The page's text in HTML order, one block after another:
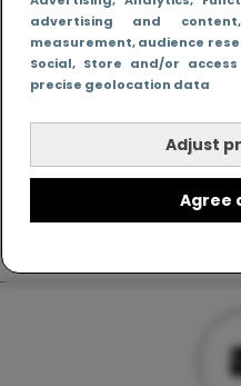
advertising and
measurement, audience
Social, Store and/or
precise geolocation data
Adjust
Agree